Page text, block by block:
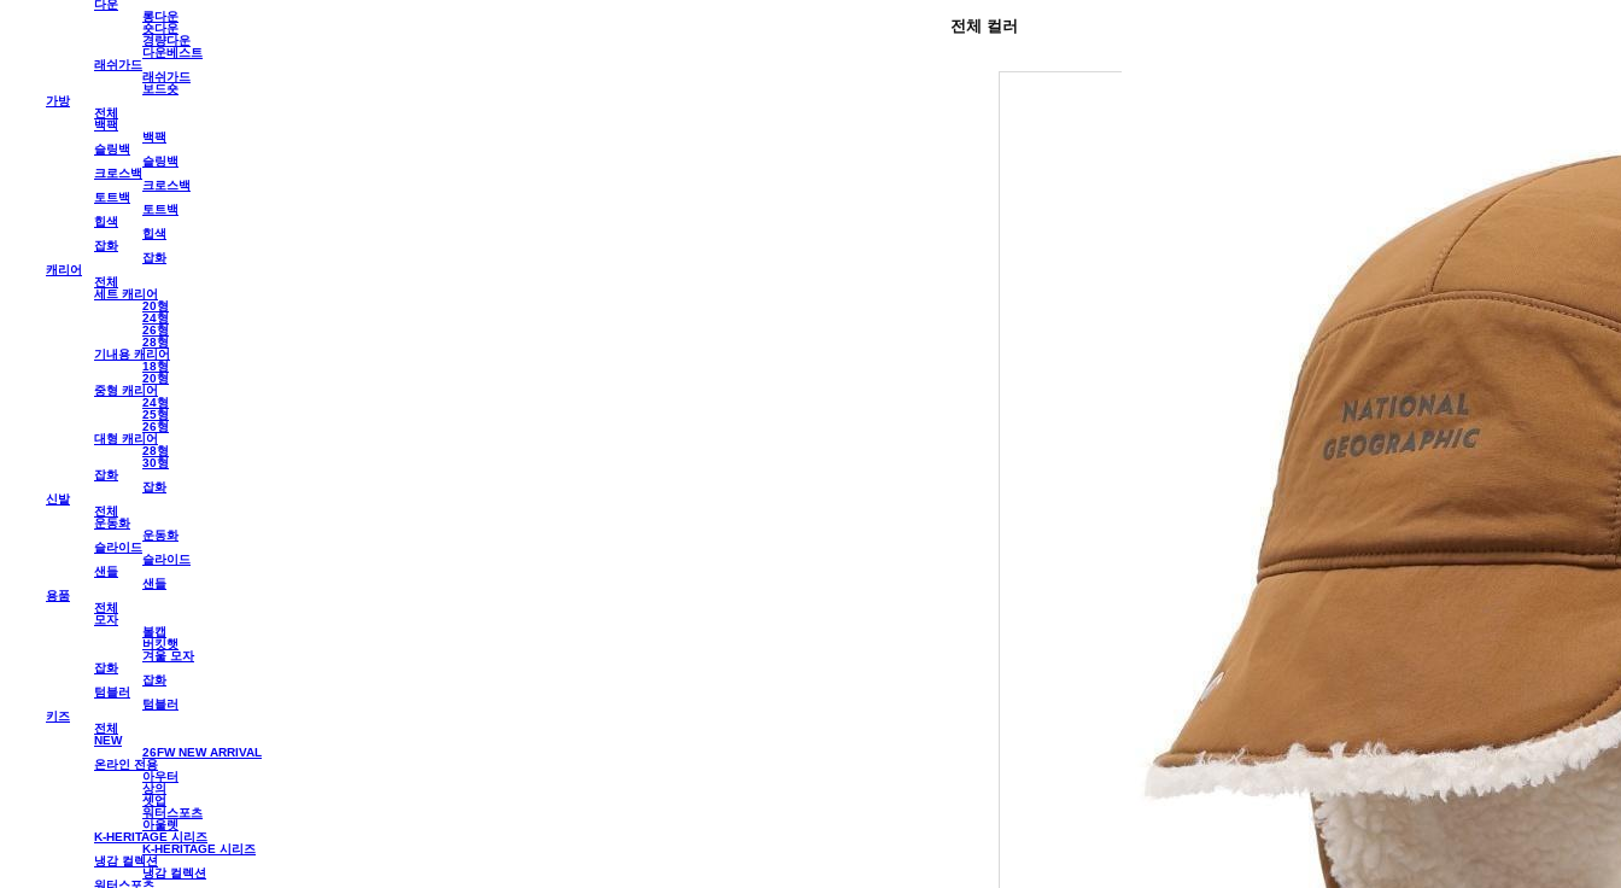
다운
롱다운
숏다운
경량다운
다운베스트
래쉬가드
래쉬가드
보드숏
가방
전체
백팩
백팩
슬링백
슬링백
크로스백
크로스백
토트백
토트백
힙색
힙색
잡화
잡화
캐리어
전체
세트 캐리어
20형
24형
26형
28형
기내용 캐리어
18형
20형
중형 캐리어
24형
25형
26형
대형 캐리어
28형
30형
잡화
잡화
신발
전체
운동화
운동화
슬라이드
슬라이드
샌들
샌들
용품
전체
모자
볼캡
버킷햇
겨울 모자
잡화
잡화
텀블러
텀블러
키즈
전체
NEW
26FW NEW ARRIVAL
온라인 전용
아우터
상의
셋업
워터스포츠
아울렛
K-HERITAGE 시리즈
K-HERITAGE 시리즈
냉감 컬렉션
냉감 컬렉션
워터스포츠
전체 컬러